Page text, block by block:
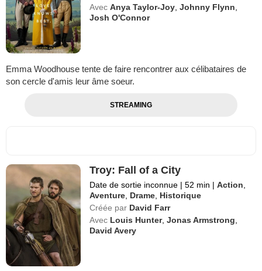
Avec Anya Taylor-Joy ,Johnny Flynn
Josh O'Connor
Emma Woodhouse tente de faire rencontrer aux célibataires de
son cercle d'amis leur âme soeur.
STREAMING
Troy: Fall of a City
Date de sortie inconnue | 52 min | Action
Aventure Drame Historique
Créée par David Farr
Avec Louis Hunter,Jonas Armstrong
David Avery